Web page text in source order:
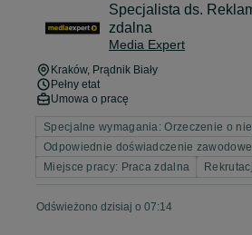
Specjalista ds.
zdalna
Media Expert
Kraków, Prądnik Biały
Pełny etat
Umowa o pracę
Specjalne wymagania: Orzeczenie o
Odpowiednie doświadczenie zawodowe
Miejsce pracy: Praca zdalna
Odświeżono dzisiaj o 07:14